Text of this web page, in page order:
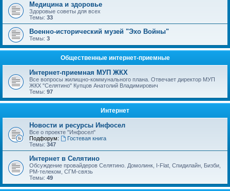
Медицина и здоровье
Здоровые советы для всех
Темы: 33
Военно-исторический музей "Эхо Войны"
Темы: 3
Общественные интернет-приемные
Интернет-приемная МУП ЖКХ
Все вопросы жилищно-коммунального плана. Отвечает директор МУП
ЖКХ "Селятино" Купцов Анатолий Владимирович
Темы: 97
Интернет
Новости и ресурсы Инфосел
Все о проекте "Инфосел"
Подфорум:
Гостевая книга
Темы: 347
Интернет в Селятино
Обсуждение провайдеров Селятино. Домолинк, I-Flat, Спидилайн, Бизби,
РМ-телеком, СГМ-связь
Темы: 49